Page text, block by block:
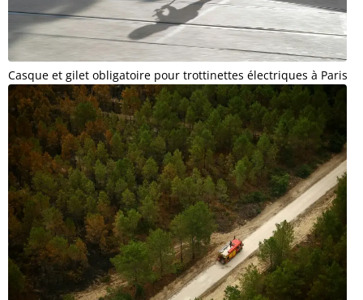
Casque et gilet obligatoire pour trottinettes électriques à Paris